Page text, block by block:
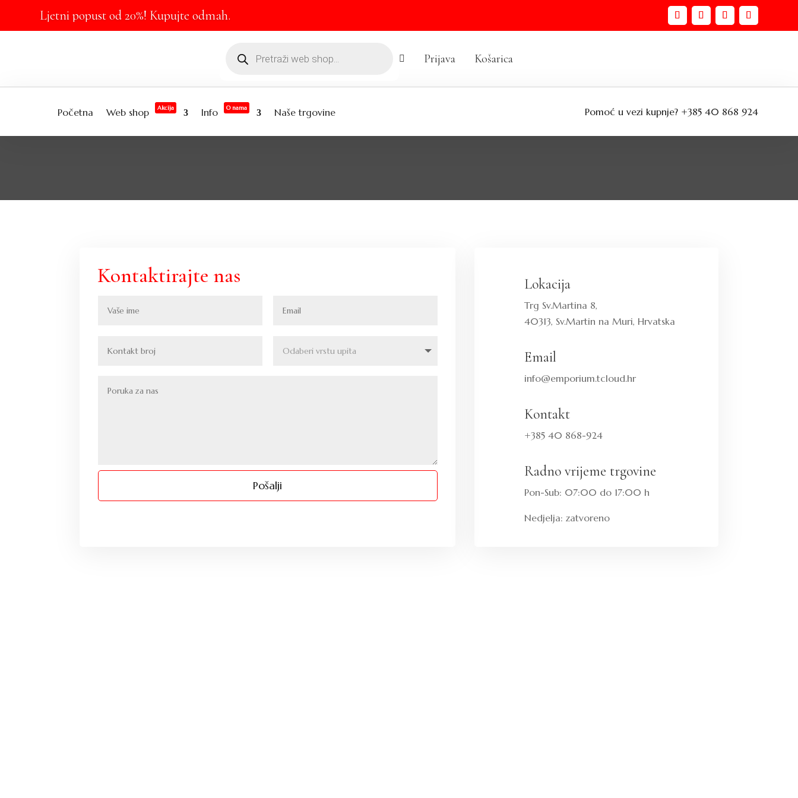
Ljetni popust od 20%! Kupujte odmah.
Prijava Košarica
Početna Web shop Akcija Info O nama Naše trgovine Pomoć u vezi kupnje? +385 40 868 924
Kontaktirajte nas
Pošalji
Lokacija
Trg Sv.Martina 8,
40313, Sv.Martin na Muri, Hrvatska
Email
info@emporium.tcloud.hr
Kontakt
+385 40 868-924
Radno vrijeme trgovine
Pon-Sub: 07:00 do 17:00 h
Nedjelja: zatvoreno